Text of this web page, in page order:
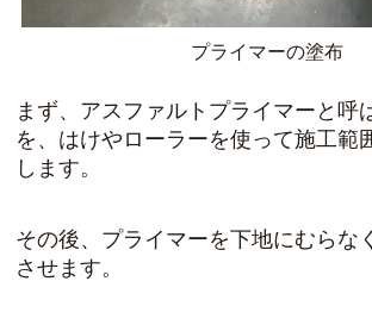
プライマーの塗布
まず、アスファルトプライマーと呼
を、はけやローラーを使って施工範
します。
その後、プライマーを下地にむらな
させます。